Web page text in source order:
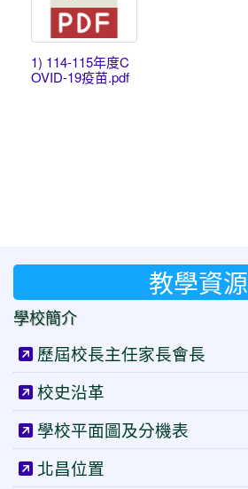
1) 114-115年度C
OVID-19疫苗.pdf
教學資源
學校簡介
歷屆校長主任家長會長
校史沿革
學校平面圖及分機表
北昌位置